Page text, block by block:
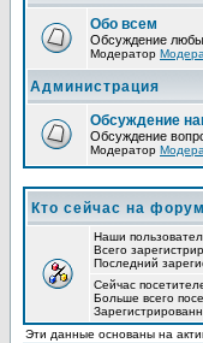
Обо всем
Обсуждение
Модератор
Администрация
Обсуждение
Обсуждение
Модератор
Кто сейчас на
Наши
Всего
Последний
Сейчас
Больше всего
Эти данные основаны на